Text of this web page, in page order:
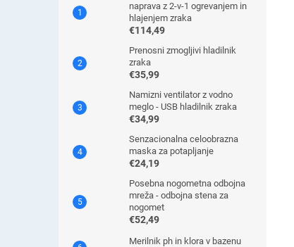
naprava z 2-v-1 ogrevanjem in
hlajenjem zraka
€114,49
Prenosni zmogljivi hladilnik
zraka
€35,99
Namizni ventilator z vodno
meglo - USB hladilnik zraka
€34,99
Senzacionalna celoobrazna
maska ​​za potapljanje
€24,19
Posebna nogometna odbojna
mreža - odbojna stena za
nogomet
€52,49
Merilnik ph in klora v bazenu